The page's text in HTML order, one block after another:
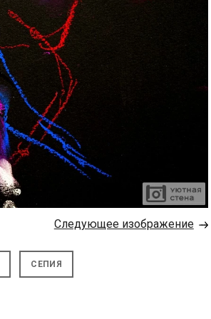
Следующее изображение →
СЕПИЯ